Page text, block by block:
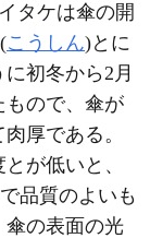
タケは傘の開
こうしん)とに
初冬から2月
もので、傘が
厚である。
が低いと、
品質のよいも
傘の表面の光